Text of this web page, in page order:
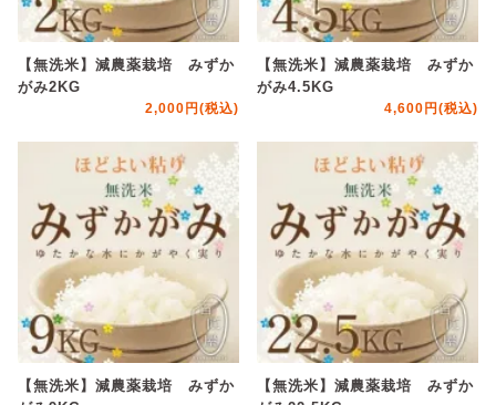
【無洗米】減農薬栽培 みずか
がみ2KG
2,000円(税込)
【無洗米】減農薬栽培 みずか
がみ4.5KG
4,600円(税込)
【無洗米】減農薬栽培 みずか
【無洗米】減農薬栽培 みずか